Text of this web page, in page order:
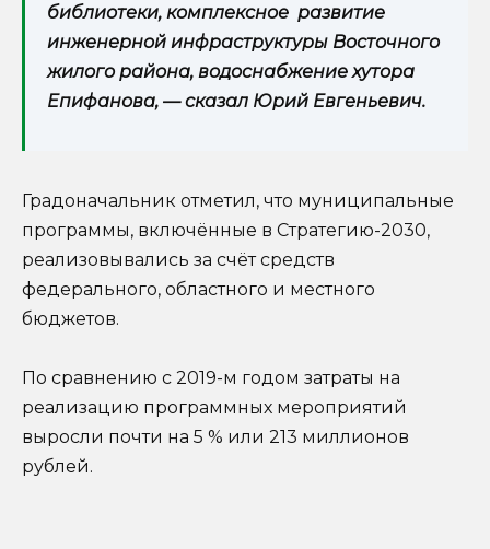
библиотеки, комплексное развитие
инженерной инфраструктуры Восточного
жилого района, водоснабжение хутора
Епифанова, — сказал Юрий Евгеньевич.
Градоначальник отметил, что муниципальные
программы, включённые в Стратегию-2030,
реализовывались за счёт средств
федерального, областного и местного
бюджетов.
По сравнению с 2019-м годом затраты на
реализацию программных мероприятий
выросли почти на 5 % или 213 миллионов
рублей.